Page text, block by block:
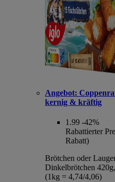
Angebot:
kernig & kräftig
1.99 -42%
Rabattierter
Rabatt)
Brötchen oder
Dinkelbrötchen
(1kg = 4,74/4,06)